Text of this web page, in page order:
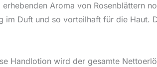
Aroma von Rosenblättern
im Duft und so vorteilhaft für die Haut.
Handlotion wird der gesamte